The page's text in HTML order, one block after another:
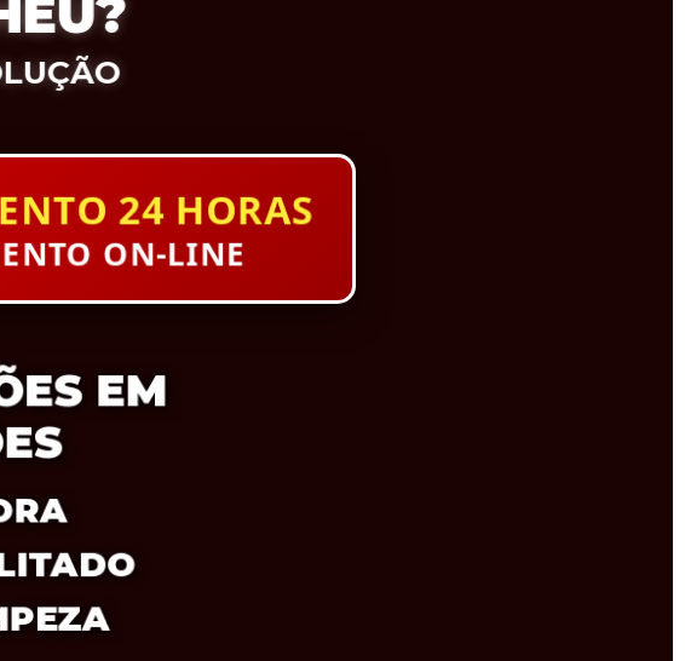
24 HORAS
ON-LINE
EM